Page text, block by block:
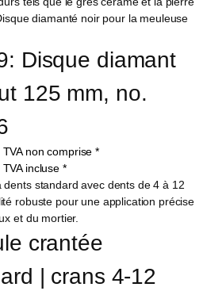
Disque diamant
125 mm, no.
TVA non comprise *
TVA incluse *
crantée
| crans 4-12